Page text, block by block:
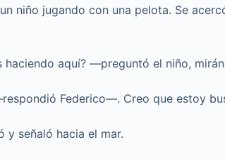
niño jugando con una pelota. Se
haciendo aquí? —preguntó el niño,
Federico—. Creo que estoy
y señaló hacia el mar.